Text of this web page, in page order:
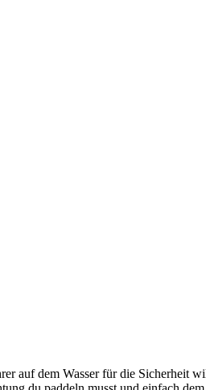
auf dem Wasser für die Sicherheit